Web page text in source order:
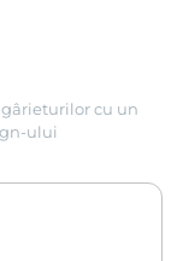
cu un
ului